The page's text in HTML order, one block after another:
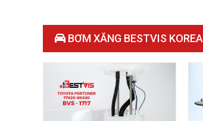
BƠM XĂNG BESTVIS KOREA